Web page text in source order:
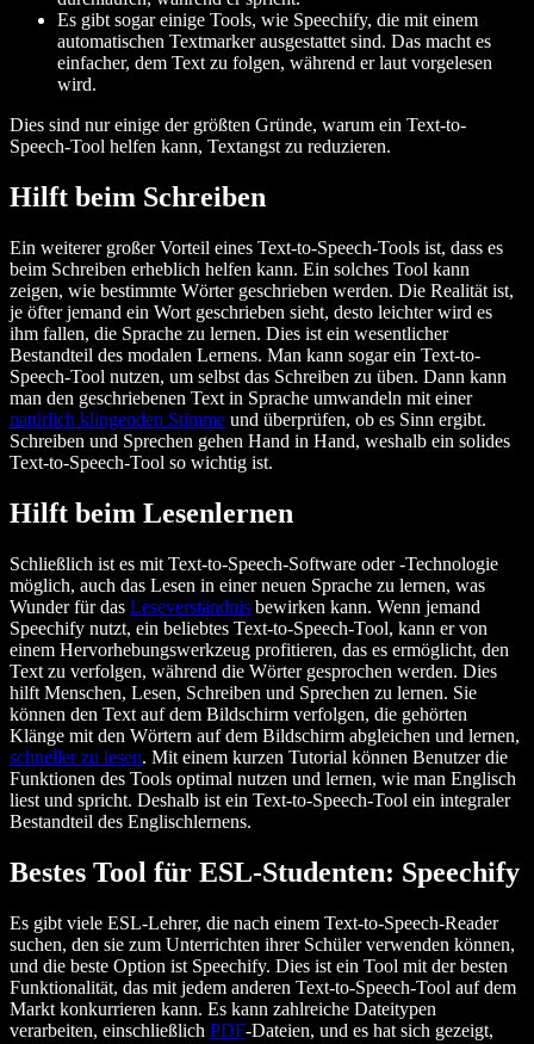
Es gibt sogar einige Tools, wie Speechify, die mit einem
automatischen Textmarker ausgestattet sind. Das macht es
einfacher, dem Text zu folgen, während er laut vorgelesen
wird.
Dies sind nur einige der größten Gründe, warum ein Text-to-
Speech-Tool helfen kann, Textangst zu reduzieren.
Hilft beim Schreiben
Ein weiterer großer Vorteil eines Text-to-Speech-Tools ist, dass es
beim Schreiben erheblich helfen kann. Ein solches Tool kann
zeigen, wie bestimmte Wörter geschrieben werden. Die Realität ist,
je öfter jemand ein Wort geschrieben sieht, desto leichter wird es
ihm fallen, die Sprache zu lernen. Dies ist ein wesentlicher
Bestandteil des modalen Lernens. Man kann sogar ein Text-to-
Speech-Tool nutzen, um selbst das Schreiben zu üben. Dann kann
man den geschriebenen Text in Sprache umwandeln mit einer
natürlich klingenden Stimme und überprüfen, ob es Sinn ergibt.
Schreiben und Sprechen gehen Hand in Hand, weshalb ein solides
Text-to-Speech-Tool so wichtig ist.
Hilft beim Lesenlernen
Schließlich ist es mit Text-to-Speech-Software oder -Technologie
möglich, auch das Lesen in einer neuen Sprache zu lernen, was
Wunder für das Leseverständnis bewirken kann. Wenn jemand
Speechify nutzt, ein beliebtes Text-to-Speech-Tool, kann er von
einem Hervorhebungswerkzeug profitieren, das es ermöglicht, den
Text zu verfolgen, während die Wörter gesprochen werden. Dies
hilft Menschen, Lesen, Schreiben und Sprechen zu lernen. Sie
können den Text auf dem Bildschirm verfolgen, die gehörten
Klänge mit den Wörtern auf dem Bildschirm abgleichen und lernen,
schneller zu lesen. Mit einem kurzen Tutorial können Benutzer die
Funktionen des Tools optimal nutzen und lernen, wie man Englisch
liest und spricht. Deshalb ist ein Text-to-Speech-Tool ein integraler
Bestandteil des Englischlernens.
Bestes Tool für ESL-Studenten: Speechify
Es gibt viele ESL-Lehrer, die nach einem Text-to-Speech-Reader
suchen, den sie zum Unterrichten ihrer Schüler verwenden können,
und die beste Option ist Speechify. Dies ist ein Tool mit der besten
Funktionalität, das mit jedem anderen Text-to-Speech-Tool auf dem
Markt konkurrieren kann. Es kann zahlreiche Dateitypen
verarbeiten, einschließlich PDF-Dateien, und es hat sich gezeigt,